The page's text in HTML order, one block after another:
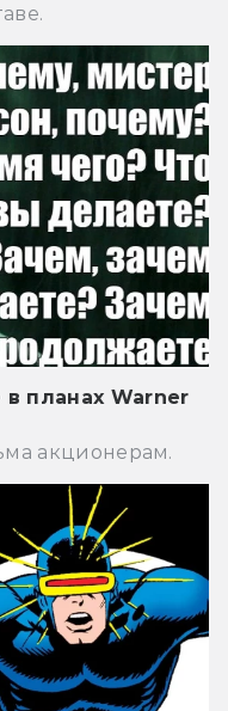
планах Warner
акционерам.